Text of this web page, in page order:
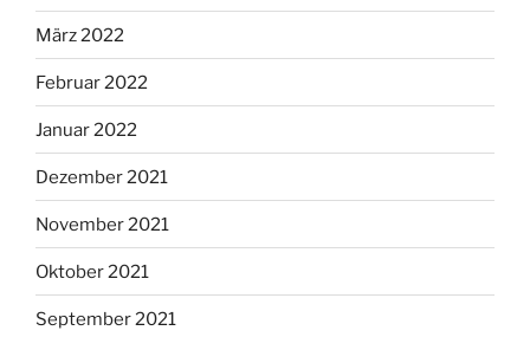
März 2022
Februar 2022
Januar 2022
Dezember 2021
November 2021
Oktober 2021
September 2021